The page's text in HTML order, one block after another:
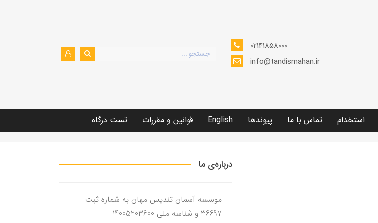
02141858000
info@tandismahan.ir
استخدام تماس با ما پیوندها English قوانین و مقررات تست درگاه
درباره‌ی ما
موسسه آسمان تندیس مهان به شماره ثبت
36697 و شناسه ملی 14005203600